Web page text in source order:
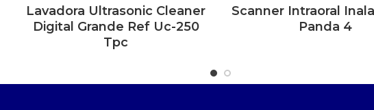
LEER MÁS
Lavadora Ultrasonic Cleaner
Digital Grande Ref Uc-250
Tpc
LEER MÁS
Scanner Intraoral
Panda 4